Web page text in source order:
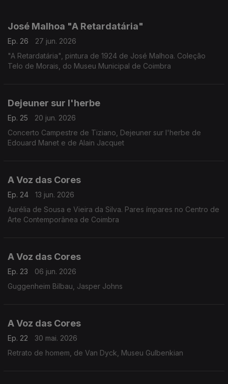
José Malhoa "A Retardatária"
Ep. 26
27 jun. 2026
"A Retardatária", pintura de 1924 de José Malhoa. Coleção
Telo de Morais, do Museu Municipal de Coimbra
Dejeuner sur l'herbe
Ep. 25
20 jun. 2026
Concerto Campestre de Tiziano, Dejeuner sur l'herbe de
Edouard Manet e de Alain Jacquet
A Voz das Cores
Ep. 24
13 jun. 2026
Aurélia de Sousa e Vieira da Silva. Pares ímpares no Centro de
Arte Contemporânea de Coimbra
A Voz das Cores
Ep. 23
06 jun. 2026
Guggenheim Bilbau, Jasper Johns
A Voz das Cores
Ep. 22
30 mai. 2026
Retrato de homem, de Van Dyck, Museu Gulbenkian